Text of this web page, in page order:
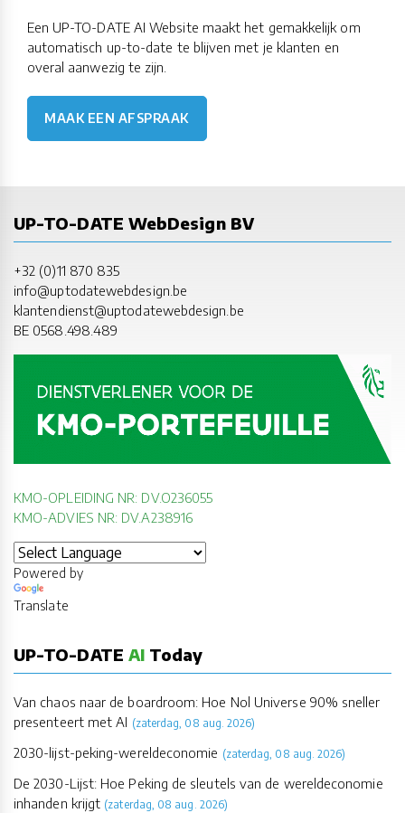
Een UP-TO-DATE AI Website maakt het gemakkelijk om
automatisch up-to-date te blijven met je klanten en
overal aanwezig te zijn.
MAAK EEN AFSPRAAK
UP-TO-DATE WebDesign BV
+32 (0)11 870 835
info@uptodatewebdesign.be
klantendienst@uptodatewebdesign.be
BE 0568.498.489
KMO-OPLEIDING NR: DV.O236055
KMO-ADVIES NR: DV.A238916
Powered by
Translate
UP-TO-DATE AI Today
Van chaos naar de boardroom: Hoe Nol Universe 90% sneller
presenteert met AI (zaterdag, 08 aug. 2026)
2030-lijst-peking-wereldeconomie (zaterdag, 08 aug. 2026)
De 2030-Lijst: Hoe Peking de sleutels van de wereldeconomie
inhanden krijgt (zaterdag, 08 aug. 2026)